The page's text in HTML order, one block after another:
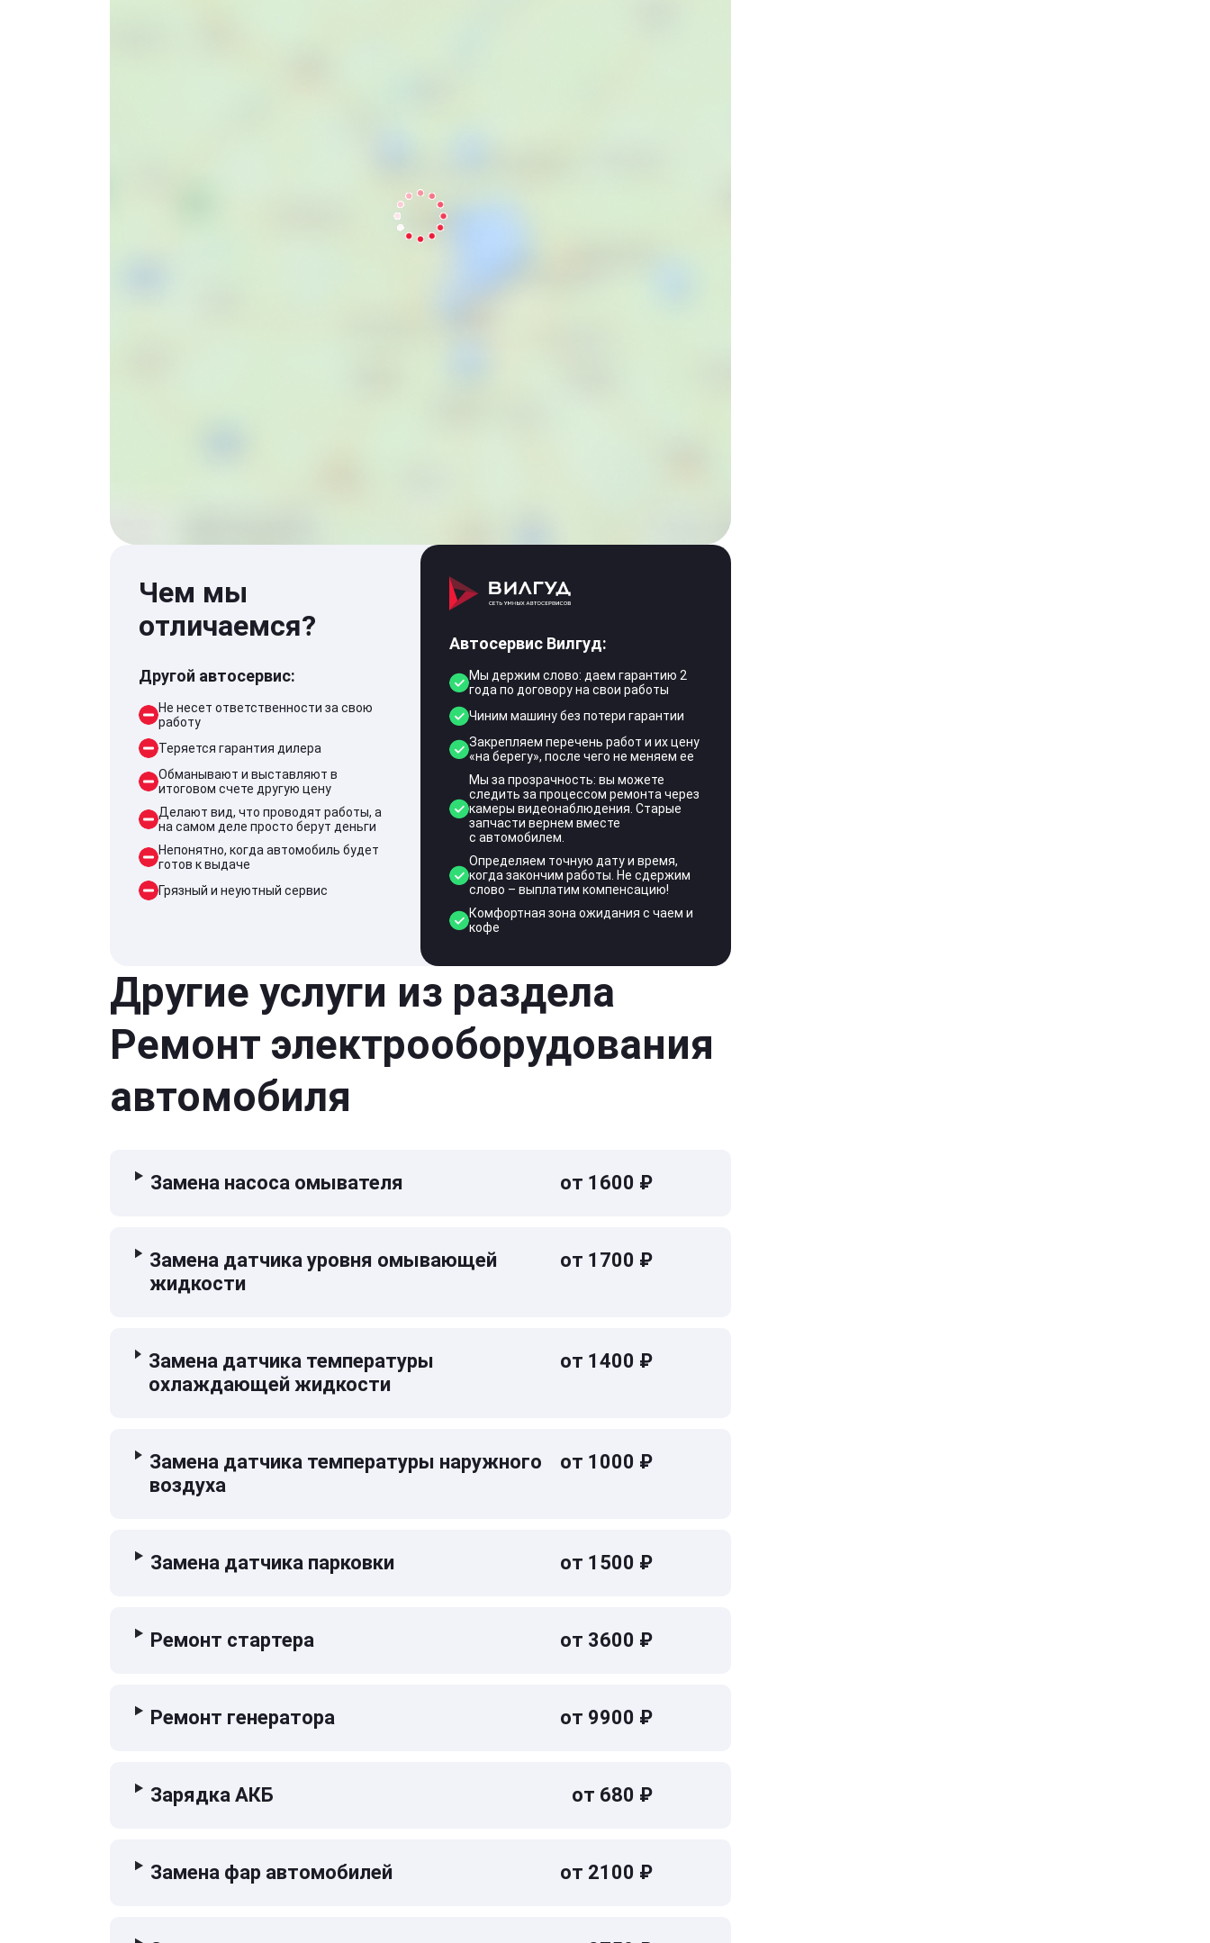
Чем мы
отличаемся?
Другой автосервис:
Не несет ответственности за свою
работу
Теряется гарантия дилера
Обманывают и выставляют в
итоговом счете другую цену
Делают вид, что проводят работы, а
на самом деле просто берут деньги
Непонятно, когда автомобиль будет
готов к выдаче
Грязный и неуютный сервис
Автосервис Вилгуд:
Мы держим слово: даем гарантию 2
года по договору на свои работы
Чиним машину без потери гарантии
Закрепляем перечень работ и их цену
«на берегу», после чего не меняем ее
Мы за прозрачность: вы можете
следить за процессом ремонта через
камеры видеонаблюдения. Старые
запчасти вернем вместе
с автомобилем.
Определяем точную дату и время,
когда закончим работы. Не сдержим
слово – выплатим компенсацию!
Комфортная зона ожидания с чаем и
кофе
Другие услуги из раздела
Ремонт электрооборудования
автомобиля
Замена насоса омывателя от 1600 ₽
Замена датчика уровня омывающей
жидкости
от 1700 ₽
Замена датчика температуры
охлаждающей жидкости
от 1400 ₽
Замена датчика температуры наружного
воздуха
от 1000 ₽
Замена датчика парковки от 1500 ₽
Ремонт стартера от 3600 ₽
Ремонт генератора от 9900 ₽
Зарядка АКБ от 680 ₽
Замена фар автомобилей от 2100 ₽